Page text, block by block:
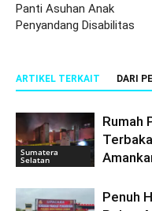
Panti Asuhan Anak
Penyandang Disabilitas
ARTIKEL TERKAIT DARI
Sumatera
Selatan
Rumah
Penuh